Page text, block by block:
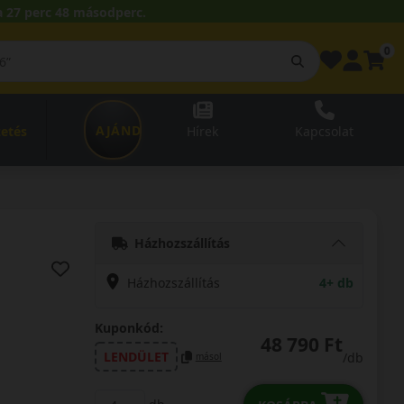
27 perc 47 másodperc.
AJÁNDÉKUTALVÁNY
Házhozszállítás
Házhozszállítás 4+ db
Kuponkód:
LENDÜLET
másol 48 790 Ft
/db